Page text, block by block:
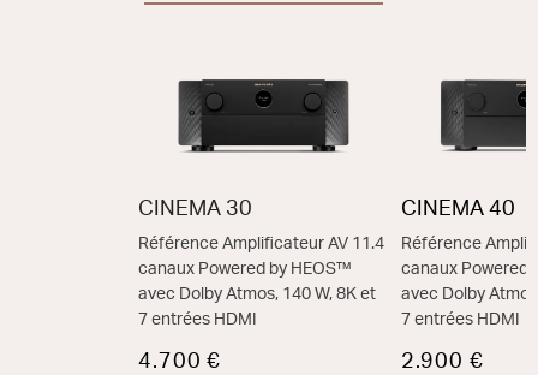
CINEMA 30
Référence Amplificateur AV 11.4
canaux Powered by HEOS™
avec Dolby Atmos, 140 W, 8K et
7 entrées HDMI
4.700 €
CINEMA 40
Référence
canaux Powered
avec Dolby
7 entrées HDMI
2.900 €